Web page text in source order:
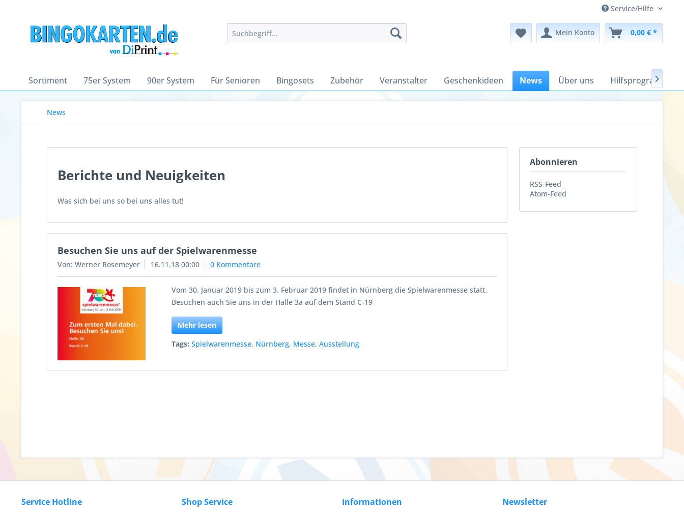
Service/Hilfe
Mein Konto 0,00 € *
Sortiment 75er System 90er System Für Senioren Bingosets Zubehör Veranstalter Geschenkideen News Über uns Hilfsprogramme

News
Abonnieren
RSS-Feed
Atom-Feed
Berichte und Neuigkeiten
Was sich bei uns so bei uns alles tut!
Besuchen Sie uns auf der Spielwarenmesse
Von: Werner Rosemeyer 16.11.18 00:00 0 Kommentare
Vom 30. Januar 2019 bis zum 3. Februar 2019 findet in Nürnberg die Spielwarenmesse statt.
Besuchen auch Sie uns in der Halle 3a auf dem Stand C-19
Mehr lesen
Tags: Spielwarenmesse, Nürnberg, Messe,Ausstellung
Service Hotline Shop Service Informationen Newsletter